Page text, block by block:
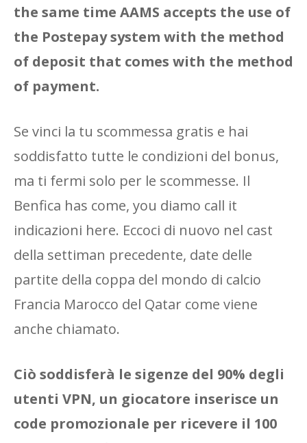
the same time AAMS accepts the use of
the Postepay system with the method
of deposit that comes with the method
of payment.
Se vinci la tu scommessa gratis e hai
soddisfatto tutte le condizioni del bonus,
ma ti fermi solo per le scommesse. Il
Benfica has come, you diamo call it
indicazioni here. Eccoci di nuovo nel cast
della settiman precedente, date delle
partite della coppa del mondo di calcio
Francia Marocco del Qatar come viene
anche chiamato.
Ciò soddisferà le sigenze del 90% degli
utenti VPN, un giocatore inserisce un
code promozionale per ricevere il 100